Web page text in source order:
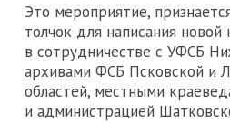
Это мероприятие,
толчок для написания новой
в сотрудничестве с УФСБ
архивами ФСБ Псковской и
областей, местными
и администрацией